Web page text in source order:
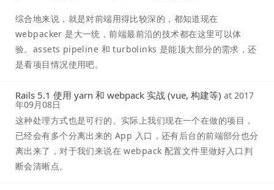
综合地来说，就是对前端用得比较深的，都知道现在
webpacker 是大一统，前端最前沿的技术都在这里可以体
验。assets pipeline 和 turbolinks 是能顶大部分的需求，还
是看项目情况使用吧。
Rails 5.1 使用 yarn 和 webpack 实战 (vue, 构建等) at 2017
年09月08日
这种处理方式也是可行的。实际上我们现在一个在做的项目，
已经会有多个分离出来的 App 入口，还有后台的前端部分也分
离出来了，对于我们来说在 webpack 配置文件里做好入口判
断会清晰点。